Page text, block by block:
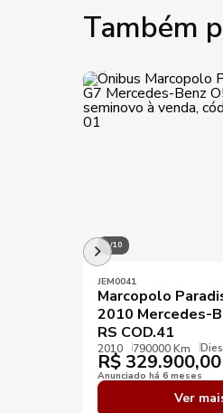
Também
1/10
JEM0041
Marcopolo
2010 Mercedes-
RS COD.41
2010 790000 Km
R$ 329.900,00
Anunciado há 6 meses
Ver